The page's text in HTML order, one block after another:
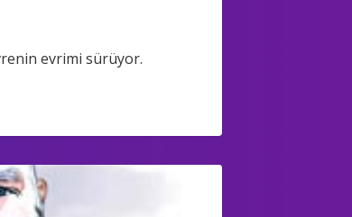
evrimi sürüyor.